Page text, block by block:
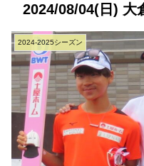
2024/08/04(日) 大
2024-2025シーズン